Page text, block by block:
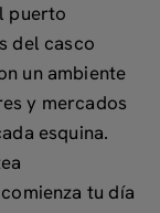
puerto
del casco
un ambiente
y mercados
esquina.
tu día